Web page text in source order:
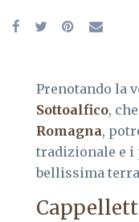
Prenotando la
Sottoalfico,
Romagna,
tradizionale e i
bellissima